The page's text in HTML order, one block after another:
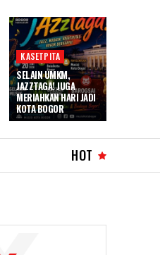
KASETPITA
SELAIN UMKM,
JAZZTAGA! JUGA
MERIAHKAN HARI JADI
KOTA BOGOR
HOT